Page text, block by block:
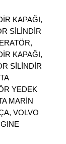
KAPAĞI,
SİLİNDİR
KAPAĞI,
SİLİNDİR
YEDEK
MARİN
VOLVO